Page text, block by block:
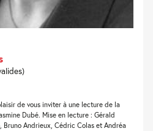
de vous inviter à une lecture de la
Dubé. Mise en lecture : Gérald
Bruno Andrieux, Cédric Colas et Andréa